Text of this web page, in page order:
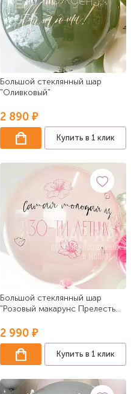
Большой стеклянный шар
"Оливковый"
2 890 ₽
Купить в 1 клик
Большой стеклянный шар
"Розовый макарунс Прелесть
2 990 ₽
Купить в 1 клик